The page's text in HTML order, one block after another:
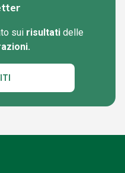
sui risultati delle